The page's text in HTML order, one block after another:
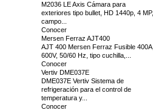
M2036 LE Axis Cámara para
exteriores tipo bullet, HD 1440p, 4 MP,
campo...
Conocer
Mersen Ferraz AJT400
AJT 400 Mersen Ferraz Fusible 400A,
600V, 50/60 Hz, tipo cuchilla,...
Conocer
Vertiv DME037E
DME037E Vertiv Sistema de
refrigeración para el control de
temperatura y...
Conocer